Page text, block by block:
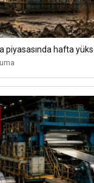
piyasasında hafta